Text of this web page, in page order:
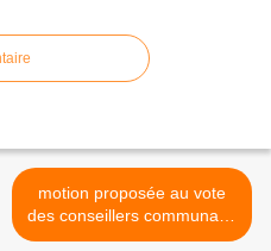
motion proposée au vote
des conseillers communaux
lors de la prochaine réunion